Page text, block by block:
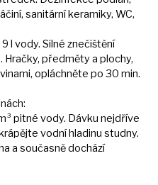
sanitární keramiky, WC,
9 l vody. Silné znečištění
Hračky, předmětya plochy,
opláchněte po 30 min.
pitné vody. Dávku nejdříve
vodní hladinu studny.
a současně dochází